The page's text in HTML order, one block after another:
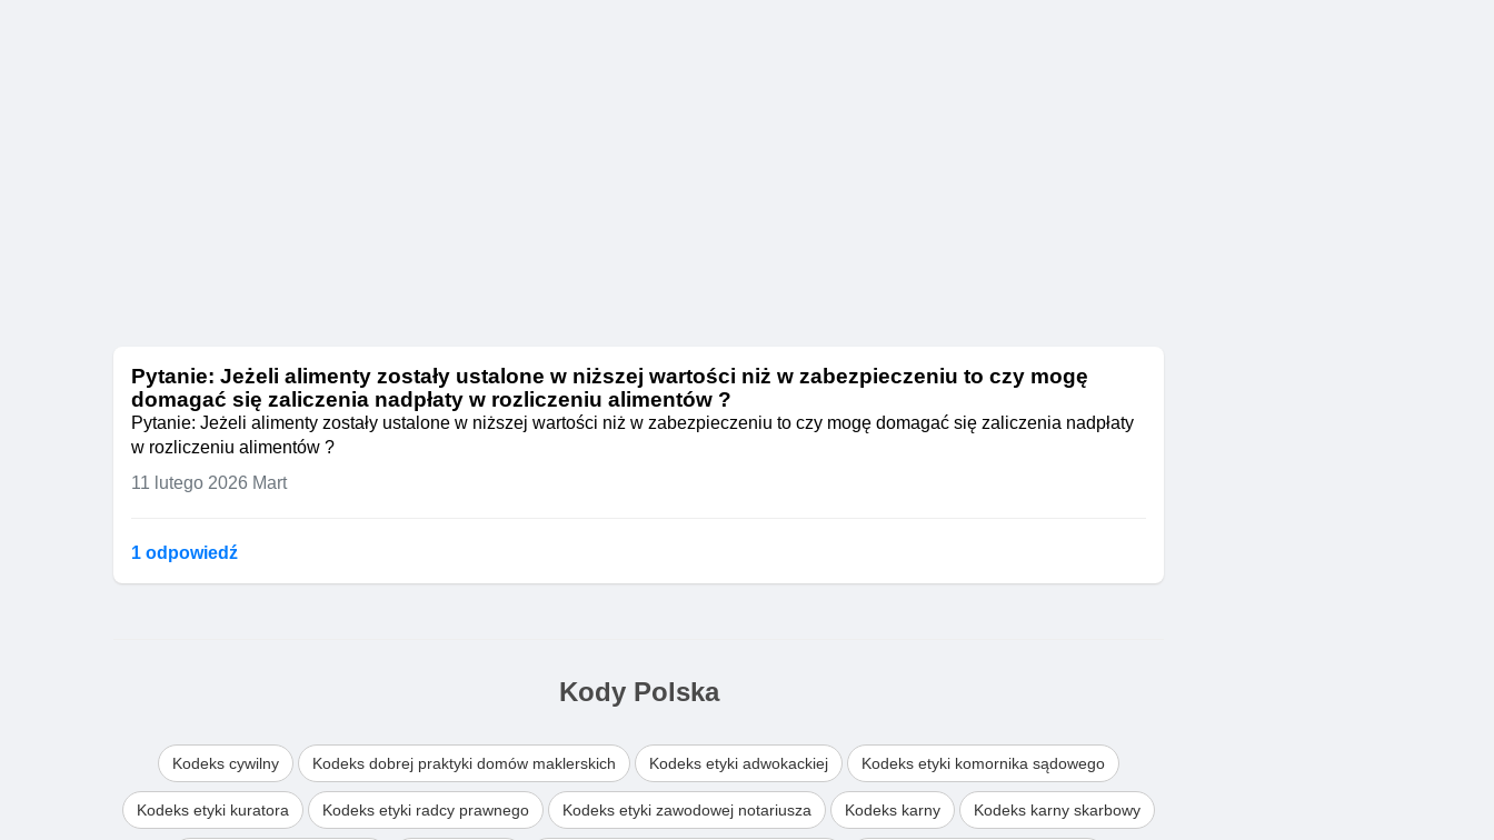
Pytanie: Jeżeli alimenty zostały ustalone w niższej wartości niż w zabezpieczeniu to czy mogę
domagać się zaliczenia nadpłaty w rozliczeniu alimentów ?
Pytanie: Jeżeli alimenty zostały ustalone w niższej wartości niż w zabezpieczeniu to czy mogę domagać się zaliczenia nadpłaty
w rozliczeniu alimentów ?
11 lutego 2026 Mart
1 odpowiedź
Kody Polska
Kodeks cywilny Kodeks dobrej praktyki domów maklerskich Kodeks etyki adwokackiej Kodeks etyki komornika sądowego
Kodeks etyki kuratora Kodeks etyki radcy prawnego Kodeks etyki zawodowej notariusza Kodeks karny Kodeks karny skarbowy